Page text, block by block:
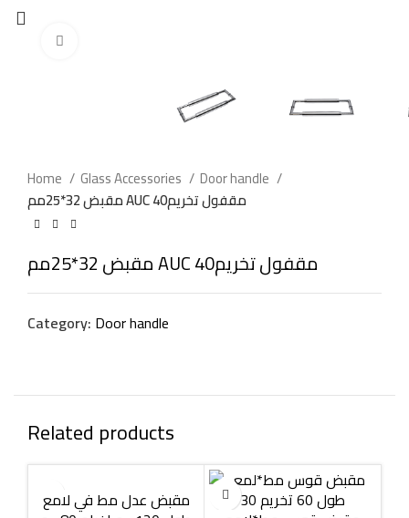
Home Glass Accessories
Door handle
مقبض 32*25مم AUC مقفول تخريم40
مقبض 32*25مم AUC مقفول تخريم40
Category: Door handle
Related products
مقبض عدل مط في لامع